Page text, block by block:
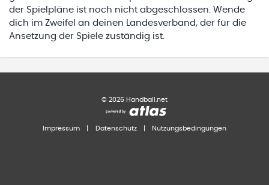
der Spielpläne ist noch nicht abgeschlossen. Wende
dich im Zweifel an deinen Landesverband, der für die
Ansetzung der Spiele zuständig ist.
© 2026 Handball.net
Impressum Datenschutz Nutzungsbedingungen